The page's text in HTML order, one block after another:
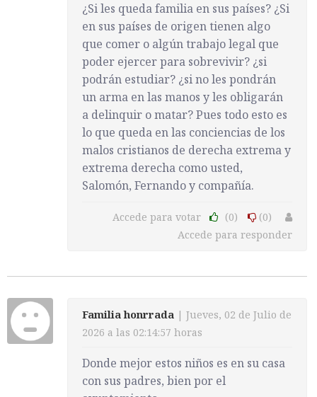
¿Si les queda familia en sus países? ¿Si
en sus países de origen tienen algo
que comer o algún trabajo legal que
poder ejercer para sobrevivir? ¿si
podrán estudiar? ¿si no les pondrán
un arma en las manos y les obligarán
a delinquir o matar? Pues todo esto es
lo que queda en las conciencias de los
malos cristianos de derecha extrema y
extrema derecha como usted,
Salomón, Fernando y compañía.
Accede para votar (0)
(0)
Accede para responder
Familia honrrada | Jueves, 02 de Julio de
2026 a las 02:14:57 horas
Donde mejor estos niños es en su casa
con sus padres, bien por el